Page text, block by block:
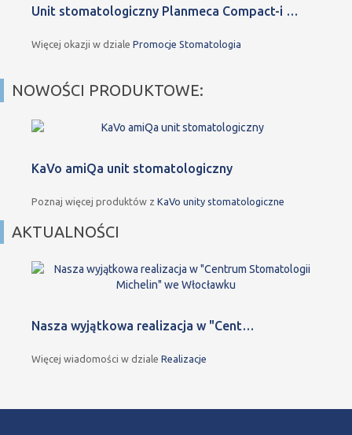
Unit stomatologiczny Planmeca Compact-i …
Więcej okazji w dziale Promocje Stomatologia
NOWOŚCI PRODUKTOWE:
KaVo amiQa unit stomatologiczny
Poznaj więcej produktów z KaVo unity stomatologiczne
AKTUALNOŚCI
Nasza wyjątkowa realizacja w "Cent…
Więcej wiadomości w dziale Realizacje